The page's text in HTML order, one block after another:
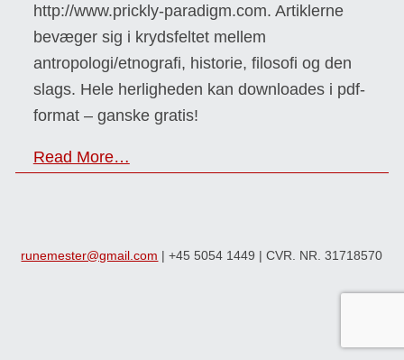
http://www.prickly-paradigm.com. Artiklerne
bevæger sig i krydsfeltet mellem
antropologi/etnografi, historie, filosofi og den
slags. Hele herligheden kan downloades i pdf-
format – ganske gratis!
Read More…
runemester@gmail.com | +45 5054 1449 | CVR. NR. 31718570